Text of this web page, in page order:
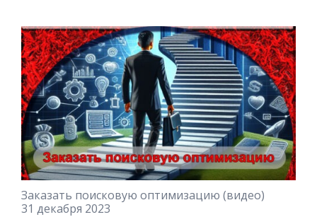
Заказать поисковую оптимизацию (видео)
31 декабря 2023